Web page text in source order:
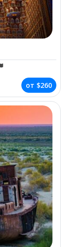
от $260